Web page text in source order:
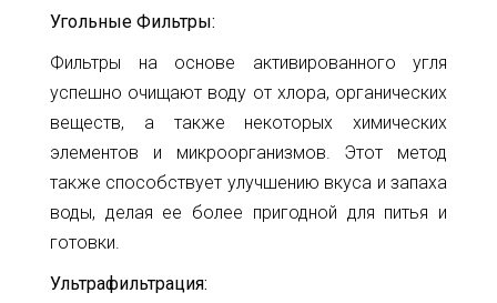
Угольные Фильтры:
Фильтры на основе активированного угля
успешно очищают воду от хлора, органических
веществ, а также некоторых химических
элементов и микроорганизмов. Этот метод
также способствует улучшению вкуса и запаха
воды, делая ее более пригодной для питья и
готовки.
Ультрафильтрация: